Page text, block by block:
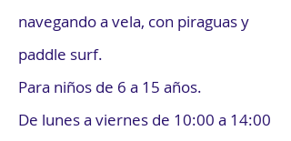
navegando a vela, con piraguas y
paddle surf.
Para niños de 6 a 15 años.
De lunes a viernes de 10:00 a 14:00